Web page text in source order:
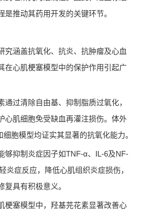
推动其药用开发的关键环节。
究涵盖抗氧化、抗炎、抗肿瘤及心血
在心肌梗塞模型中的保护作用引起广
通过清除自由基、抑制脂质过氧化，
心肌细胞免受缺血再灌注损伤。体外
胞模型均证实其显著的抗氧化能力。
够抑制炎症因子如TNF-α、IL-6及NF-
炎症反应，降低心肌组织炎症损伤，
具有积极意义。
梗塞模型中，羟基芫花素显著改善心